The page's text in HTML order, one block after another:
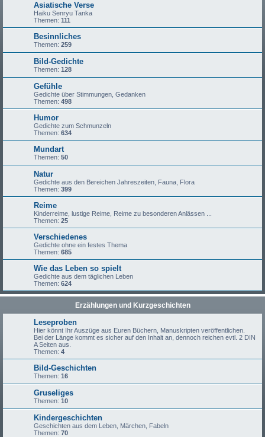
Asiatische Verse
Haiku Senryu Tanka
Themen: 111
Besinnliches
Themen: 259
Bild-Gedichte
Themen: 128
Gefühle
Gedichte über Stimmungen, Gedanken
Themen: 498
Humor
Gedichte zum Schmunzeln
Themen: 634
Mundart
Themen: 50
Natur
Gedichte aus den Bereichen Jahreszeiten, Fauna, Flora
Themen: 399
Reime
Kinderreime, lustige Reime, Reime zu besonderen Anlässen ...
Themen: 25
Verschiedenes
Gedichte ohne ein festes Thema
Themen: 685
Wie das Leben so spielt
Gedichte aus dem täglichen Leben
Themen: 624
Erzählungen und Kurzgeschichten
Leseproben
Hier könnt Ihr Auszüge aus Euren Büchern, Manuskripten veröffentlichen.
Bei der Länge kommt es sicher auf den Inhalt an, dennoch reichen evtl. 2 DIN
A Seiten aus.
Themen: 4
Bild-Geschichten
Themen: 16
Gruseliges
Themen: 10
Kindergeschichten
Geschichten aus dem Leben, Märchen, Fabeln
Themen: 70